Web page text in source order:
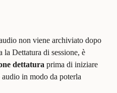
non viene archiviato dopo
la Dettatura di sessione, è
dettatura prima di iniziare
in modo da poterla